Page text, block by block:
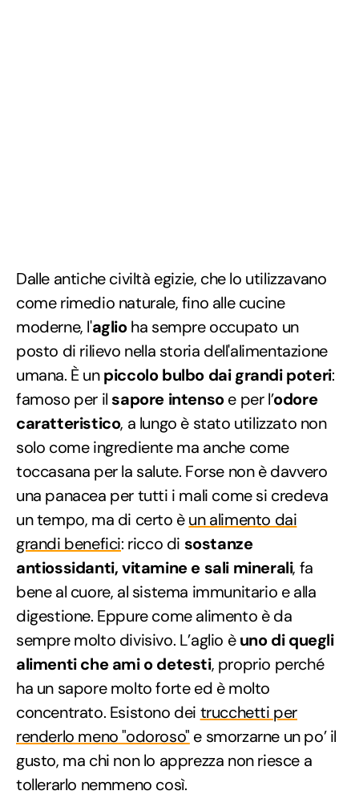
Dalle antiche civiltà egizie, che lo utilizzavano
come rimedio naturale, fino alle cucine
moderne, l'aglioha sempre occupato un
posto di rilievo nella storia dell'alimentazione
umana. È unpiccolo bulbo dai grandi poteri:
famoso per il sapore intensoe per l’odore
caratteristico, a lungo è stato utilizzato non
solo come ingrediente ma anche come
toccasana per la salute. Forse non è davvero
una panacea per tutti i mali come si credeva
un tempo, ma di certo èun alimento dai
grandi benefici: ricco di sostanze
antiossidanti, vitamine e sali minerali, fa
bene al cuore, al sistema immunitario e alla
digestione. Eppure come alimento è da
sempre molto divisivo. L’aglio èuno di quegli
alimenti che ami o detesti, proprio perché
ha un sapore molto forte ed è molto
concentrato. Esistono dei trucchetti per
renderlo meno "odoroso" e smorzarne un po’ il
gusto, ma chi non lo apprezza non riesce a
tollerarlo nemmeno così.